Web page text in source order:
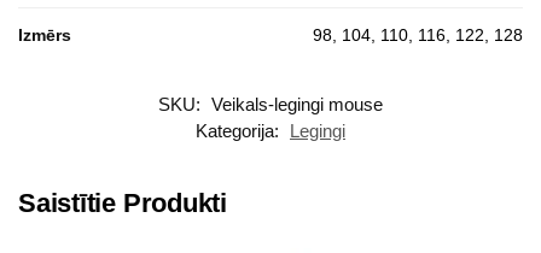
Izmērs 98, 104, 110, 116, 122, 128
SKU: Veikals-legingi mouse
Kategorija:
Legingi
Saistītie Produkti